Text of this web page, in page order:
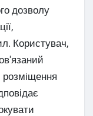
дозволу
Користувач,
розміщення